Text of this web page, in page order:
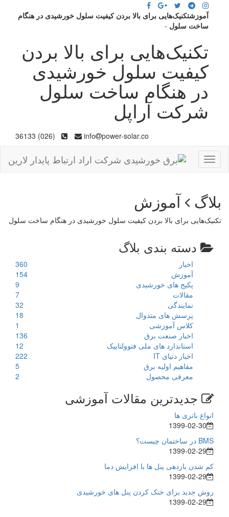
آموزشتکنیک‌هایی برای بالا بردن کیفیت سلول خورشیدی در هنگام
ساخت سلول -
تکنیک‌هایی برای بالا بردن
کیفیت سلول خورشیدی
در هنگام ساخت سلول
شرکت آراپل
info power-solar.co
(026) 36133
Toggle
navigation
بلاگ آموزش
تکنیک‌هایی برای بالا بردن کیفیت سلول خورشیدی در هنگام ساخت سلول
دسته بندی بلاگ
اخبار
360
آموزش
154
پکیج های خورشیدی
9
مقالات
7
نمایندگی
32
پرسش های متدوال
18
کلاس آموزشی
1
اخبار صنعت برق
136
استاندارد های ملی فتوولتاییک
12
اخبار دنیای IT
222
مفاهیم اولیه برق
5
معرفی محصول
2
جدیدترین مقالات آموزشی
انواع باتری ها
1399-02-30
BMS در ساختمان چیست؟
1399-02-29
کم شدن بازدهی پنل ها با افزایش دما
1399-02-29
روش جدید برای خنک کردن پنل های خورشیدی
1399-02-29